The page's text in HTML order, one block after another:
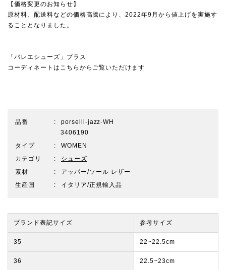
【価格変更のお知らせ】
原材料、配送料などの価格高騰により、2022年9月から値上げを実施す
ることとなりました。
「バレエシューズ」プラス
コーディネートはこちらからご覧いただけます
品番
porselli-jazz-WH
3406190
タイプ
WOMEN
カテゴリ
シューズ
素材
アッパー/ソール レザー
生産国
イタリア/正規輸入品
ブランド表記サイズ 参考サイズ
35 22~22.5cm
36 22.5~23cm